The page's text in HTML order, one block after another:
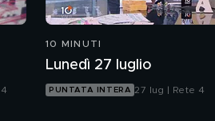
10 MINUTI
Lunedì 27 luglio
PUNTATA INTERA 27 lug | Rete 4